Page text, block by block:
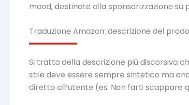
mood, destinate alla sponsorizzazione su
Traduzione Amazon: descrizione del
Si tratta della descrizione più discorsiva
stile deve essere sempre sintetico ma
diretto all’utente (es. Non farti scappare